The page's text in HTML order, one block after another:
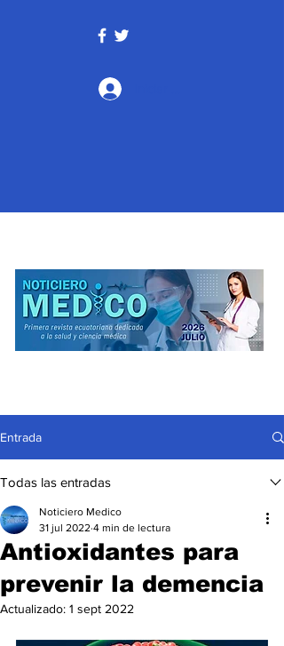
Entrada
Todas las entradas
Antioxidantes para
prevenir la demencia
Noticiero Medico
31 jul 2022 4 min de lectura
Actualizado: 1 sept 2022